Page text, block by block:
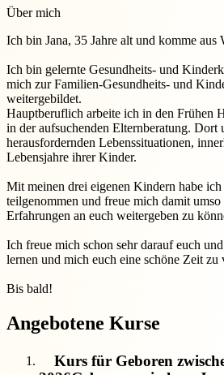
Über mich
Ich bin Jana, 35 Jahre alt und komme aus
Ich bin gelernte Gesundheits- und
mich zur Familien-Gesundheits- und
weitergebildet.
Hauptberuflich arbeite ich in den Frühen
in der aufsuchenden Elternberatung. Dort
herausfordernden Lebenssituationen,
Lebensjahre ihrer Kinder.
Mit meinen drei eigenen Kindern habe
teilgenommen und freue mich damit
Erfahrungen an euch weitergeben zu
Ich freue mich schon sehr darauf euch
lernen und mich euch eine schöne Zeit zu
Bis bald!
Angebotene Kurse
Kurs für Geboren